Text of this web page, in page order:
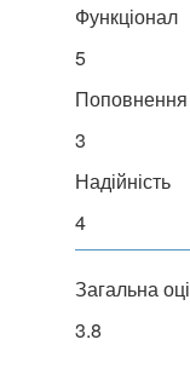
Функціонал
5
Поповнення
3
Надійність
4
Загальна
3.8